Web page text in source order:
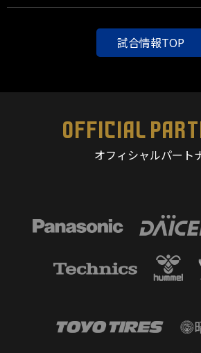
試合情報TOP
OFFICIAL
オフィシャルパート